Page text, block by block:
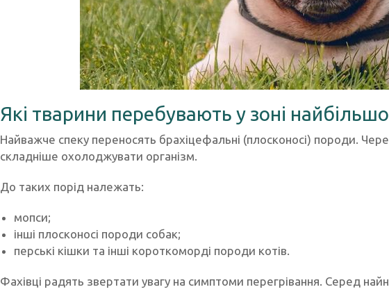
Які тварини перебувають у зоні
Найважче спеку переносять брахіцефальні (плосконосі) породи.
складніше охолоджувати організм.
До таких порід належать:
мопси;
інші плосконосі породи собак;
перські кішки та інші короткоморді породи котів.
Фахівці радять звертати увагу на симптоми перегрівання. Серед